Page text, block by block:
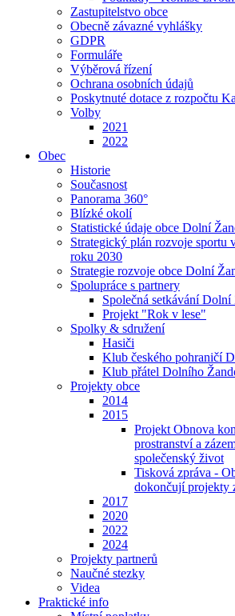
Zastupitelstvo obce
Obecně závazné vyhlášky
GDPR
Formuláře
Výběrová řízení
Ochrana osobních údajů
Poskytnuté dotace z rozpočtu
Volby
2021
2022
Obec
Historie
Současnost
Panorama 360°
Blízké okolí
Statistické údaje obce Dolní
Strategický plán rozvoje sportu
roku 2030
Strategie rozvoje obce Dolní
Spolupráce s partnery
Společná setkávání Dolní
Projekt "Rok v lese"
Spolky & sdružení
Hasiči
Klub českého pohraničí
Klub přátel Dolního
Projekty obce
2014
2015
Projekt Obnova
prostranství a
společenský život
Tisková zpráva -
dokončují projekty
2017
2020
2022
2024
Projekty partnerů
Naučné stezky
Videa
Praktické info